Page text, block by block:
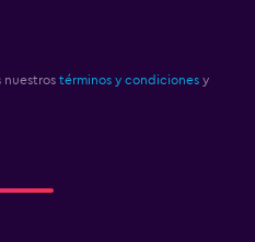
nuestros términos y condiciones y